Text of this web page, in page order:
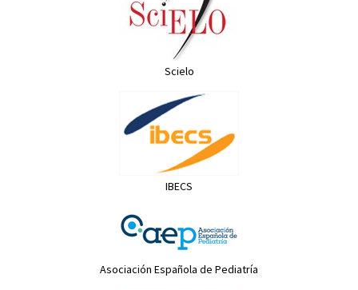
Scielo
IBECS
Asociación Española de Pediatría